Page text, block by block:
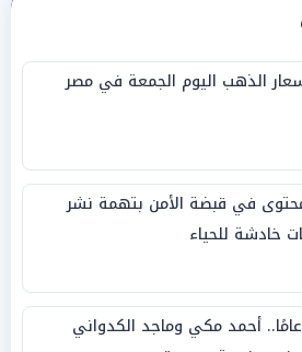
الذهب اليوم الجمعة في مصر
في قبضة الأمن بتهمة نشر
خادشة للحياء
بعد 13 عامًا.. أحمد مكي وماجد الكدواني